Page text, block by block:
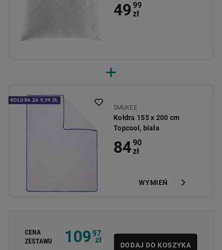
49 99
zł
KOŁDRA ZA 9,99 ZŁ
SMUKEE
Kołdra 155 x 200 cm
Topcool, biała
84 90
zł
WYMIEŃ
CENA
ZESTAWU
10997
zł
DODAJ DO KOSZYKA